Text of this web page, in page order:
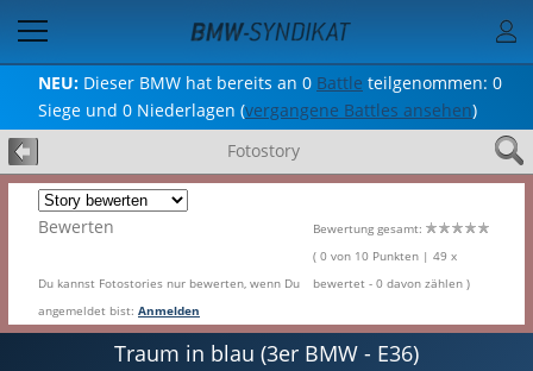
NEU: Dieser BMW hat bereits an 0 Battle teilgenommen: 0
Siege und 0 Niederlagen (vergangene Battles ansehen)
Fotostory
Bewerten
Du kannst Fotostories nur bewerten, wenn Du
angemeldet bist: Anmelden
Bewertung gesamt:
( 0 von 10 Punkten | 49 x
bewertet - 0 davon zählen )
Traum in blau (3er BMW - E36)